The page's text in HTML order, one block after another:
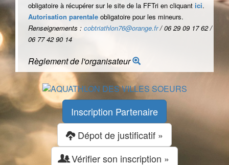
obligatoire à récupérer sur le site de la FFTri en cliquant ici.
Autorisation parentale obligatoire pour les mineurs.
Renseignements : cobtriathlon76@orange.fr/ 06 29 09 17 62 /
06 77 42 90 14
Règlement de l'organisateur
Inscription Partenaire
Dépot de justificatif »
Vérifier son inscription »